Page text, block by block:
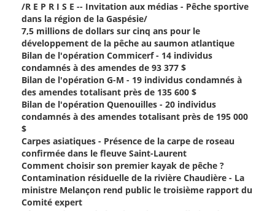
/R E P R I S E -- Invitation aux médias - Pêche sportive
dans la région de la Gaspésie/
7,5 millions de dollars sur cinq ans pour le
développement de la pêche au saumon atlantique
Bilan de l'opération Commicerf - 14 individus
condamnés à des amendes de 93 377 $
Bilan de l'opération G-M - 19 individus condamnés à
des amendes totalisant près de 135 600 $
Bilan de l'opération Quenouilles - 20 individus
condamnés à des amendes totalisant près de 195 000
$
Carpes asiatiques - Présence de la carpe de roseau
confirmée dans le fleuve Saint-Laurent
Comment choisir son premier kayak de pêche ?
Contamination résiduelle de la rivière Chaudière - La
ministre Melançon rend public le troisième rapport du
Comité expert